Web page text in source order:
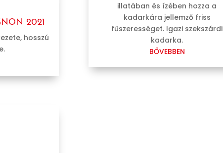
2021
hosszú
illatában és ízében hozza a
kadarkára jellemző friss
fűszerességet. Igazi szekszárdi
kadarka.
BŐVEBBEN